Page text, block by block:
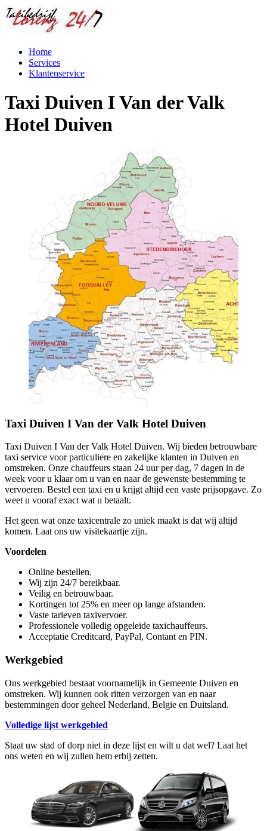
Home
Services
Klantenservice
Taxi Duiven I Van der Valk
Hotel Duiven
Taxi Duiven I Van der Valk Hotel Duiven
Taxi Duiven I Van der Valk Hotel Duiven. Wij bieden betrouwbare
taxi service voor particuliere en zakelijke klanten in Duiven en
omstreken. Onze chauffeurs staan 24 uur per dag, 7 dagen in de
week voor u klaar om u van en naar de gewenste bestemming te
vervoeren. Bestel een taxi en u krijgt altijd een vaste prijsopgave. Zo
weet u vooraf exact wat u betaalt.
Het geen wat onze taxicentrale zo uniek maakt is dat wij altijd
komen. Laat ons uw visitekaartje zijn.
Voordelen
Online bestellen.
Wij zijn 24/7 bereikbaar.
Veilig en betrouwbaar.
Kortingen tot 25% en meer op lange afstanden.
Vaste tarieven taxivervoer.
Professionele volledig opgeleide taxichauffeurs.
Acceptatie Creditcard, PayPal, Contant en PIN.
Werkgebied
Ons werkgebied bestaat voornamelijk in Gemeente Duiven en
omstreken. Wij kunnen ook ritten verzorgen van en naar
bestemmingen door geheel Nederland, Belgie en Duitsland.
Volledige lijst werkgebied
Staat uw stad of dorp niet in deze lijst en wilt u dat wel? Laat het
ons weten en wij zullen hem erbij zetten.